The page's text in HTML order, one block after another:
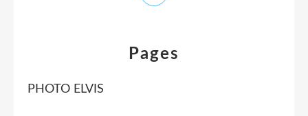
Pages
PHOTO ELVIS